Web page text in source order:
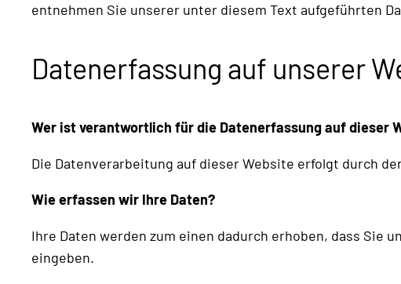
entnehmen Sie unserer unter diesem Text aufgeführten
Datenerfassung auf unserer
Wer ist verantwortlich für die Datenerfassung auf dieser
Die Datenverarbeitung auf dieser Website erfolgt durch
Wie erfassen wir Ihre Daten?
Ihre Daten werden zum einen dadurch erhoben, dass Sie
eingeben.